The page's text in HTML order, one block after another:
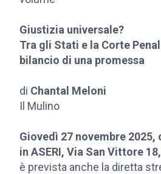
Giustizia universale?
Tra gli Stati e la Corte
bilancio di una promessa
di Chantal Meloni
Il Mulino
Giovedì 27 novembre 2025,
in ASERI, Via San Vittore
è prevista anche la diretta